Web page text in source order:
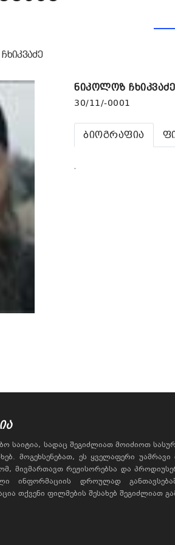
ნიკოლოზ ჩხიკვაძე
30/11/-0001
ბიოგრაფია
.
საიტია, სადაც შეგიძლიათ მოიძიოთ
მოგეხსენებათ, ეს ყველაფერი
მივმართავთ რეჟისორებსა და
ინფორმაციის დროულად
თქვენი ფილმების შესახებ შეგიძლიათ